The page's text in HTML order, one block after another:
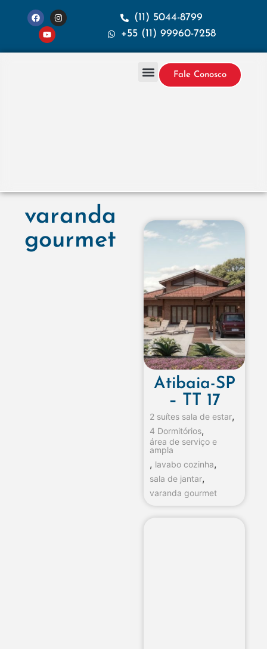
(11) 5044-8799
+55 (11) 99960-7258
Fale Conosco
varanda
gourmet
Atibaia-SP
– TT 17
2 suítes sala de estar,
4 Dormitórios,
área de serviço e
ampla
, lavabo cozinha,
sala de jantar,
varanda gourmet